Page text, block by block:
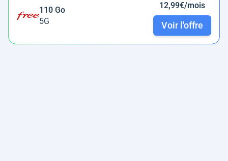
110 Go
5G
12,99€/mois
Voir l'offre